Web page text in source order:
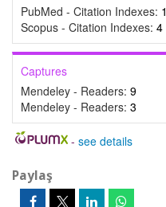
PubMed - Citation Indexes: 1
Scopus - Citation Indexes: 4
Captures
Mendeley - Readers: 9
Mendeley - Readers: 3
- see details
Paylaş